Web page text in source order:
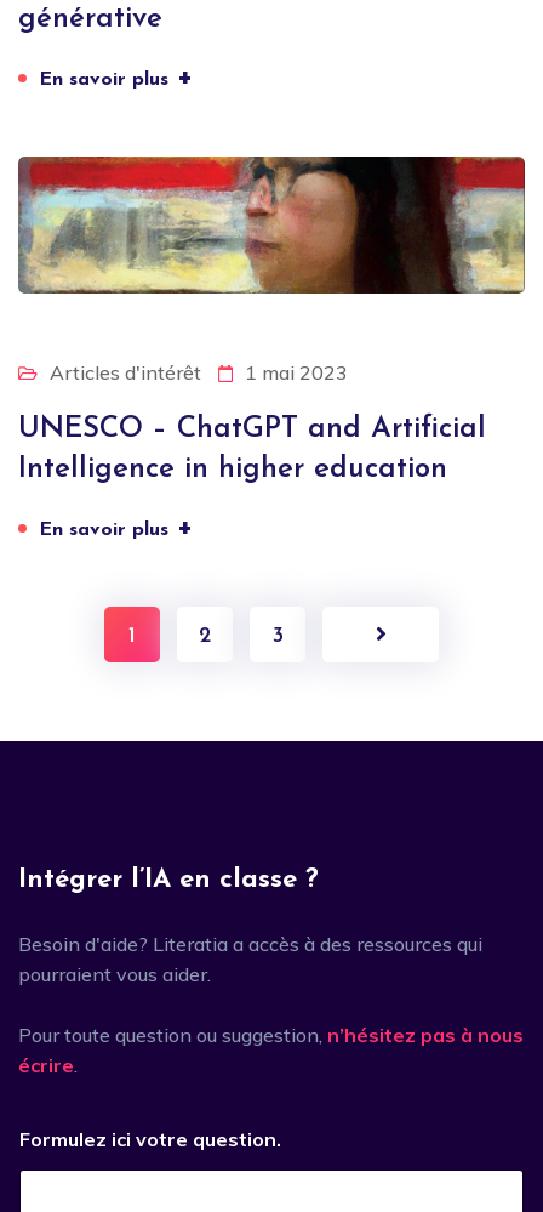
générative
En savoir plus +
Articles d'intérêt 1 mai 2023
UNESCO – ChatGPT and Artificial
Intelligence in higher education
En savoir plus +
1 2 3
Intégrer l’IA en classe ?
Besoin d'aide? Literatia a accès à des ressources qui
pourraient vous aider.
Pour toute question ou suggestion, n’hésitez pas à nous
écrire
Formulez ici votre question.